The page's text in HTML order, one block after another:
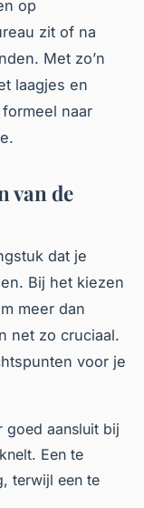
op
zit of na
Met zo’n
laagjes en
naar
van de
dat je
Bij het kiezen
meer dan
net zo cruciaal.
voor je
goed aansluit bij
Een te
terwijl een te